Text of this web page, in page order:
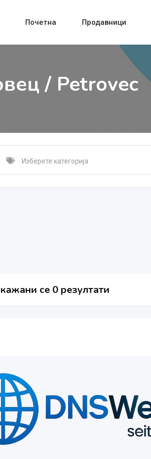
Почетна Продавници
/ Petrovec
се 0 резултати